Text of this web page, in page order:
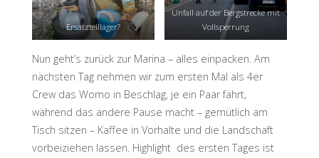
Ersatzteillager?
Unfall auf der Bergstrecke mit
Vollsperrung
Nun geht’s zurück zur Marina – alles einpacken. Am
nächsten Tag nehmen wir zum ersten Mal als 4er
Crew das Womo in Beschlag, je ein Paar fährt,
während das andere Pause macht – gemütlich am
Tisch sitzen – Kaffee in Vorhalte und die Landschaft
vorbeiziehen lassen. Highlight des ersten Tages ist